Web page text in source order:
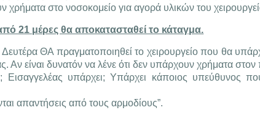
στο νοσοκομείο για αγορά υλικών του
21 μέρες θα αποκατασταθεί το κάταγμα.
ΘΑ πραγματοποιηθεί το χειρουργείο που θα
Αν είναι δυνατόν να λένε ότι δεν υπάρχουν χρήματα
Εισαγγελέας υπάρχει; Υπάρχει κάποιος υπεύθυνος
απαντήσεις από τους αρμοδίους”.